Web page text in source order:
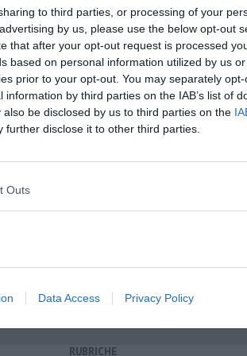
to third parties, or processing of your
by us, please use the below opt-out
that after your opt-out request is processed
based on personal information utilized by us
prior to your opt-out. You may separately
by third parties on the IAB’s list of
be disclosed by us to third parties on the
further disclose it to other third parties.
Outs
Data Access Privacy Policy
QUInews - ToscanaMedia.
posta.
destra
RUBRICHE